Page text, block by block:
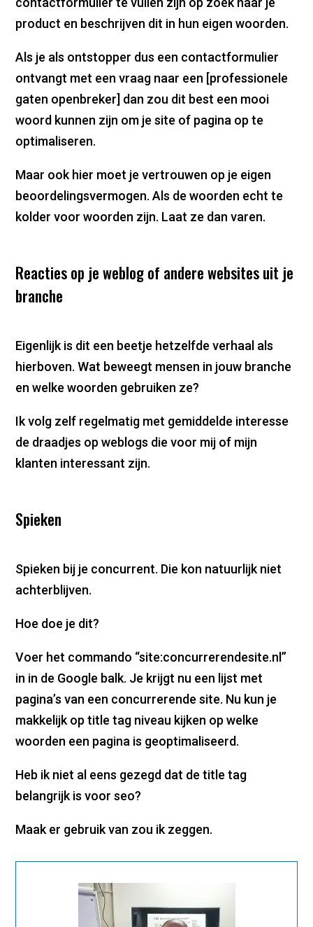
product en beschrijven dit in hun eigen woorden.
Als je als ontstopper dus een contactformulier
ontvangt met een vraag naar een [professionele
gaten openbreker] dan zou dit best een mooi
woord kunnen zijn om je site of pagina op te
optimaliseren.
Maar ook hier moet je vertrouwen op je eigen
beoordelingsvermogen. Als de woorden echt te
kolder voor woorden zijn. Laat ze dan varen.
Reacties op je weblog of andere websites uit je
branche
Eigenlijk is dit een beetje hetzelfde verhaal als
hierboven. Wat beweegt mensen in jouw branche
en welke woorden gebruiken ze?
Ik volg zelf regelmatig met gemiddelde interesse
de draadjes op weblogs die voor mij of mijn
klanten interessant zijn.
Spieken
Spieken bij je concurrent. Die kon natuurlijk niet
achterblijven.
Hoe doe je dit?
Voer het commando “site:concurrerendesite.nl”
in in de Google balk. Je krijgt nu een lijst met
pagina’s van een concurrerende site. Nu kun je
makkelijk op title tag niveau kijken op welke
woorden een pagina is geoptimaliseerd.
Heb ik niet al eens gezegd dat de title tag
belangrijk is voor seo?
Maak er gebruik van zou ik zeggen.